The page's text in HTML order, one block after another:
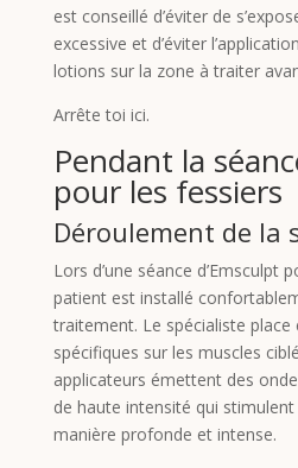
est conseillé d’éviter de
excessive et d’éviter
lotions sur la zone à traiter
Arrête toi ici.
Pendant la
pour les fessiers
Déroulement de la
Lors d’une séance d’Emsculpt
patient est installé
traitement. Le spécialiste place
spécifiques sur les muscles
applicateurs émettent des
de haute intensité qui
manière profonde et intense.